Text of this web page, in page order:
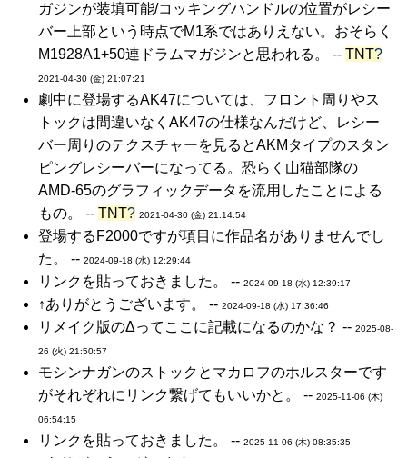
ガジンが装填可能/コッキングハンドルの位置がレシー
バー上部という時点でM1系ではありえない。おそらく
M1928A1+50連ドラムマガジンと思われる。 -- TNT?
2021-04-30 (金) 21:07:21
劇中に登場するAK47については、フロント周りやス
トックは間違いなくAK47の仕様なんだけど、レシー
バー周りのテクスチャーを見るとAKMタイプのスタン
ピングレシーバーになってる。恐らく山猫部隊の
AMD-65のグラフィックデータを流用したことによる
もの。 -- TNT? 2021-04-30 (金) 21:14:54
登場するF2000ですが項目に作品名がありませんでし
た。 -- 2024-09-18 (水) 12:29:44
リンクを貼っておきました。 -- 2024-09-18 (水) 12:39:17
↑ありがとうございます。 -- 2024-09-18 (水) 17:36:46
リメイク版のΔってここに記載になるのかな？ -- 2025-08-
26 (火) 21:50:57
モシンナガンのストックとマカロフのホルスターです
がそれぞれにリンク繋げてもいいかと。 -- 2025-11-06 (木)
06:54:15
リンクを貼っておきました。 -- 2025-11-06 (木) 08:35:35